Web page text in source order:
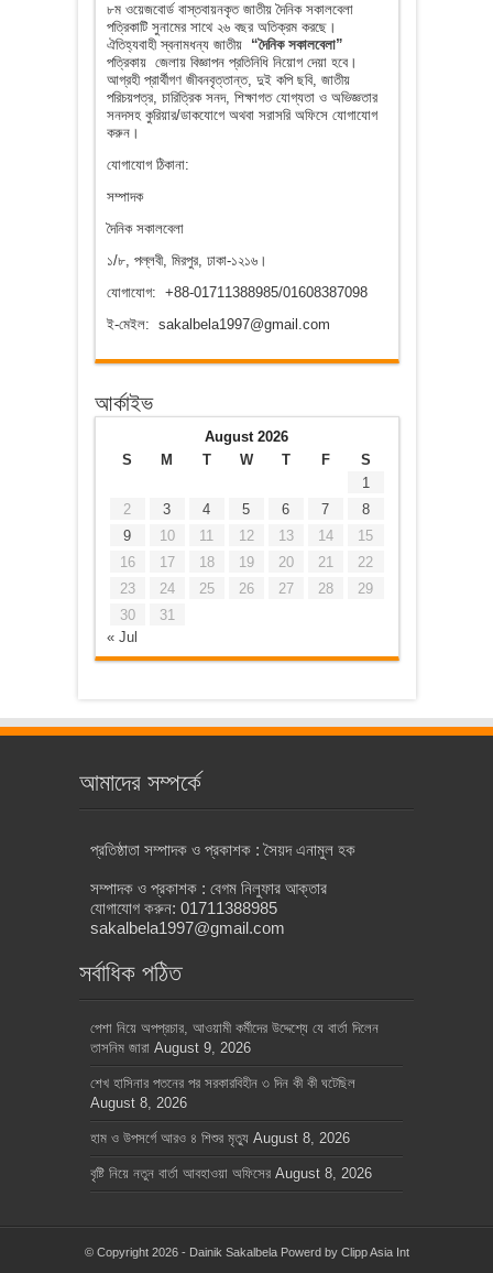
৮ম ওয়েজবোর্ড বাস্তবায়নকৃত জাতীয় দৈনিক সকালবেলা
পত্রিকাটি সুনামের সাথে ২৬ বছর অতিক্রম করছে।
ঐতিহ্যবাহী স্বনামধন্য জাতীয় “দৈনিক সকালবেলা”
পত্রিকায় জেলায় বিজ্ঞাপন প্রতিনিধি নিয়োগ দেয়া হবে।
আগ্রহী প্রার্থীগণ জীবনবৃত্তান্ত, দুই কপি ছবি, জাতীয়
পরিচয়পত্র, চারিত্রিক সনদ, শিক্ষাগত যোগ্যতা ও অভিজ্ঞতার
সনদসহ কুরিয়ার/ডাকযোগে অথবা সরাসরি অফিসে যোগাযোগ
করুন।
যোগাযোগ ঠিকানা:
সম্পাদক
দৈনিক সকালবেলা
১/৮, পল্লবী, মিরপুর, ঢাকা-১২১৬।
যোগাযোগ: +88-01711388985/01608387098
ই-মেইল: sakalbela1997@gmail.com
আর্কাইভ
August 2026
S
M T W T F
S
1
2
3 4 5 6 7
8
9
10 11 12 13 14
15
16
17 18 19 20 21
22
23
24 25 26 27 28
29
30
31
« Jul
আমাদের সম্পর্কে
প্রতিষ্ঠাতা সম্পাদক ও প্রকাশক : সৈয়দ এনামুল হক
সম্পাদক ও প্রকাশক : বেগম নিলুফার আক্তার
যোগাযোগ করুন: 01711388985
sakalbela1997@gmail.com
সর্বাধিক পঠিত
পেশা নিয়ে অপপ্রচার, আওয়ামী কর্মীদের উদ্দেশ্যে যে বার্তা দিলেন
তাসনিম জারা August 9, 2026
শেখ হাসিনার পতনের পর সরকারবিহীন ৩ দিন কী কী ঘটেছিল
August 8, 2026
হাম ও উপসর্গে আরও ৪ শিশুর মৃত্যু August 8, 2026
বৃষ্টি নিয়ে নতুন বার্তা আবহাওয়া অফিসের August 8, 2026
© Copyright 2026 - Dainik Sakalbela Powerd by Clipp Asia Int